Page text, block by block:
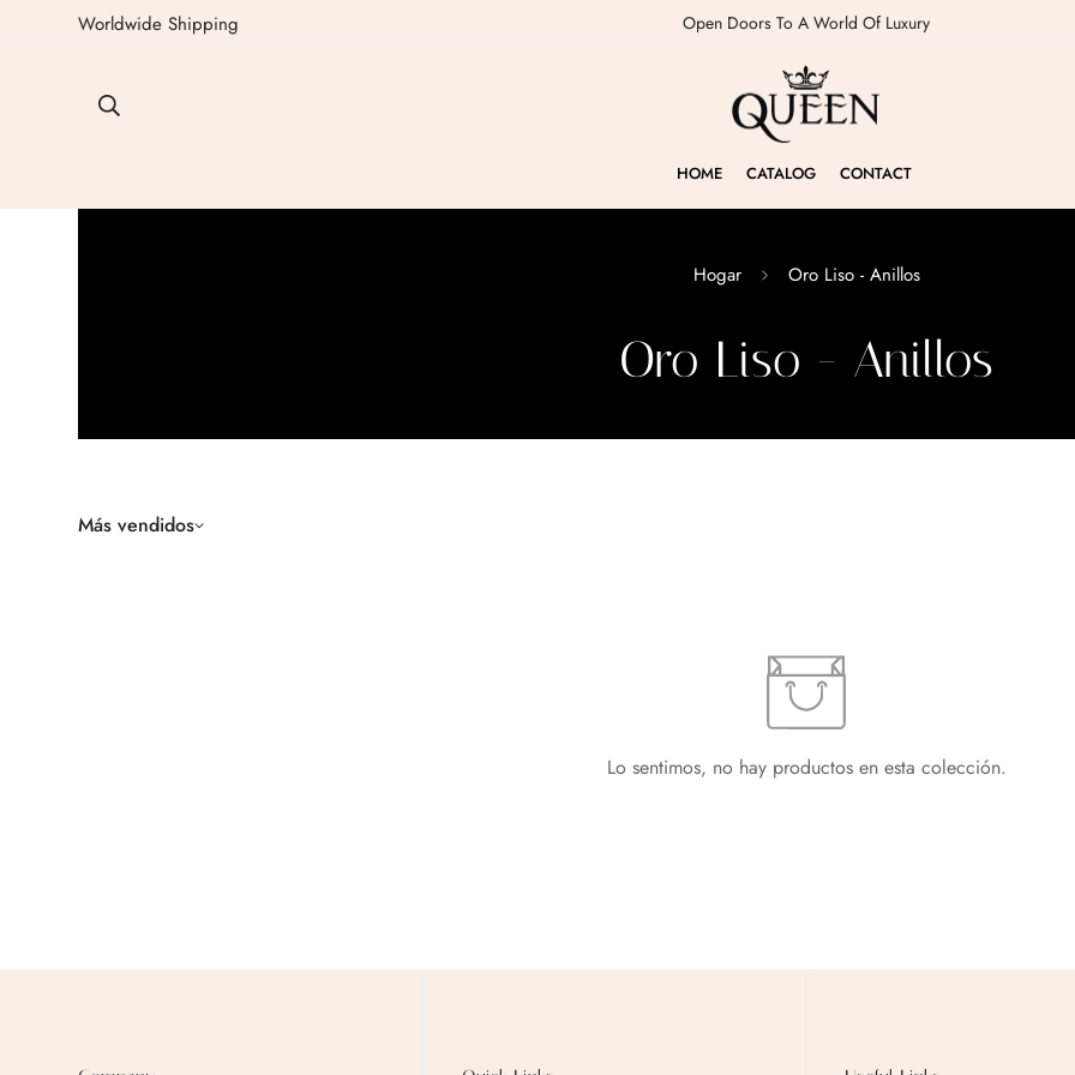
Worldwide Shipping Open Doors To A World Of Luxury
HOME CATALOG CONTACT
Hogar Oro Liso - Anillos
Oro Liso - Anillos
Más vendidos
Lo sentimos, no hay productos en esta colección.
Confirm your age
Are you 18 years old or older?